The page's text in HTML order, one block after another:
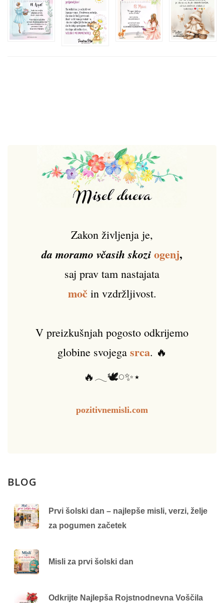
Zakon življenja je,
da moramo včasih skoziogenj,
saj prav tam nastajata
močin vzdržljivost.
V preizkušnjah pogosto odkrijemo
globine svojega srca. 🔥
🔥𓂃🕊️𓏸✨⋆
pozitivnemisli.com
BLOG
Prvi šolski dan – najlepše misli, verzi, želje
za pogumen začetek
Misli za prvi šolski dan
Odkrijte Najlepša Rojstnodnevna Voščila